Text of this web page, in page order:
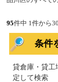
95件中 1件から
条件
貸倉庫・貸工
定して検索